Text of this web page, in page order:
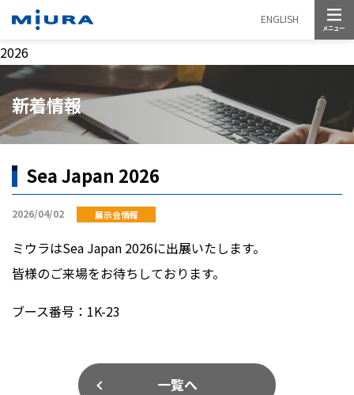
ENGLISH
2026
新着情報
Sea Japan 2026
2026/04/02 展示会情報
ミウラはSea Japan 2026に出展いたします。
皆様のご来場をお待ちしております。
ブース番号：1K-23
一覧へ